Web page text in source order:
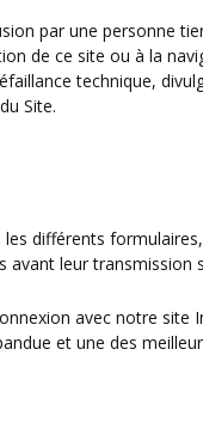
par une personne
de ce site ou à la
technique,
Site.
les différents
leur transmission
avec notre site
et une des